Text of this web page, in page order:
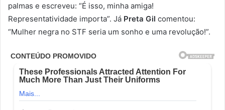
palmas e escreveu: “É isso, minha amiga!
Representatividade importa”. Já Preta Gil comentou:
“Mulher negra no STF seria um sonho e uma revolução!”.